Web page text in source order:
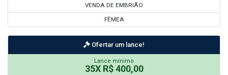
VENDA DE EMBRIÃO
FÊMEA
Ofertar um lance!
Lance mínimo
35X R$ 400,00